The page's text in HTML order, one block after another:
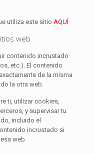
utiliza este sitio AQUÍ
web
contenido incrustado
etc.). El contenido
de la misma
la otra web.
ti, utilizar cookies,
y supervisar tu
incluido el
incrustado si
web.